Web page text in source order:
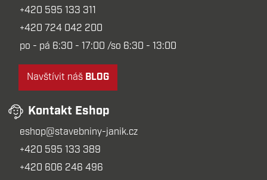
+420 595 133 311
+420 724 042 200
po - pá 6:30 - 17:00 /so 6:30 - 13:00
Navštívit náš BLOG
Kontakt Eshop
eshop@stavebniny-janik.cz
+420 595 133 389
+420 606 246 496